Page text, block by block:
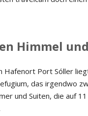
Himmel
Hafenort Port Sóller
das irgendwo
und Suiten, die auf